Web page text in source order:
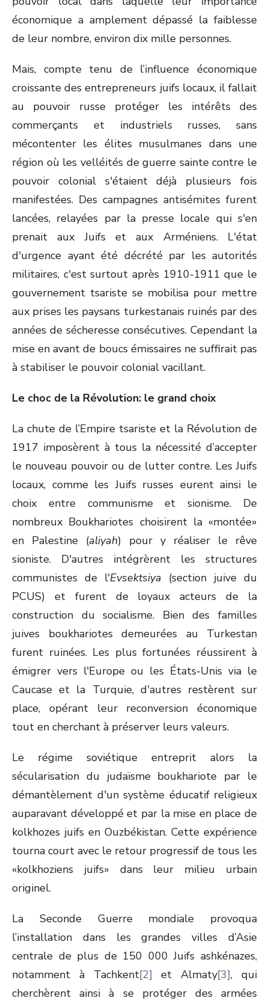
économique a amplement dépassé la faiblesse
de leur nombre, environ dix mille personnes.
Mais, compte tenu de l’influence économique
croissante des entrepreneurs juifs locaux, il fallait
au pouvoir russe protéger les intérêts des
commerçants et industriels russes, sans
mécontenter les élites musulmanes dans une
région où les velléités de guerre sainte contre le
pouvoir colonial s'étaient déjà plusieurs fois
manifestées. Des campagnes antisémites furent
lancées, relayées par la presse locale qui s'en
prenait aux Juifs et aux Arméniens. L'état
d'urgence ayant été décrété par les autorités
militaires, c'est surtout après 1910-1911 que le
gouvernement tsariste se mobilisa pour mettre
aux prises les paysans turkestanais ruinés par des
années de sécheresse consécutives. Cependant la
mise en avant de boucs émissaires ne suffirait pas
à stabiliser le pouvoir colonial vacillant.
Le choc de la Révolution: le grand choix
La chute de l’Empire tsariste et la Révolution de
1917 imposèrent à tous la nécessité d’accepter
le nouveau pouvoir ou de lutter contre. Les Juifs
locaux, comme les Juifs russes eurent ainsi le
choix entre communisme et sionisme. De
nombreux Boukhariotes choisirent la «montée»
en Palestine (aliyah) pour y réaliser le rêve
sioniste. D'autres intégrèrent les structures
communistes de l'Evsektsiya (section juive du
PCUS) et furent de loyaux acteurs de la
construction du socialisme. Bien des familles
juives boukhariotes demeurées au Turkestan
furent ruinées. Les plus fortunées réussirent à
émigrer vers l'Europe ou les États-Unis via le
Caucase et la Turquie, d'autres restèrent sur
place, opérant leur reconversion économique
tout en cherchant à préserver leurs valeurs.
Le régime soviétique entreprit alors la
sécularisation du judaïsme boukhariote par le
démantèlement d'un système éducatif religieux
auparavant développé et par la mise en place de
kolkhozes juifs en Ouzbékistan. Cette expérience
tourna court avec le retour progressif de tous les
«kolkhoziens juifs» dans leur milieu urbain
originel.
La Seconde Guerre mondiale provoqua
l’installation dans les grandes villes d’Asie
centrale de plus de 150 000 Juifs ashkénazes,
notamment à Tachkent[2] et Almaty[3], qui
cherchèrent ainsi à se protéger des armées